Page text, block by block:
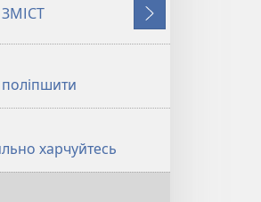
Березень 2011
ЗМІСТ
Далі
харчуйтесь